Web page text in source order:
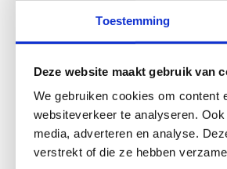
Toestemming
Deze website maakt gebruik van
We gebruiken cookies om content
websiteverkeer te analyseren.
media, adverteren en analyse.
verstrekt of die ze hebben
Verander cookie settings
Test 4: Kick de bal
Het platform dat we gebruiken om